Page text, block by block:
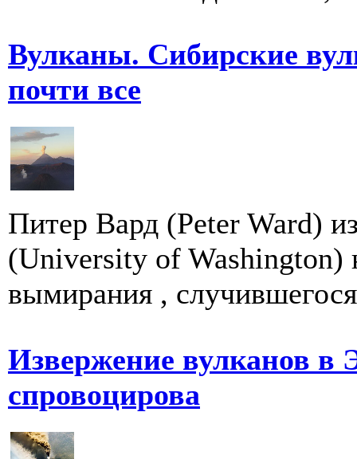
Вулканы. Сибирские
почти все
Питер Вард (Peter Ward)
(University of Washington)
вымирания ,
Извержение вулканов в
спровоцирова